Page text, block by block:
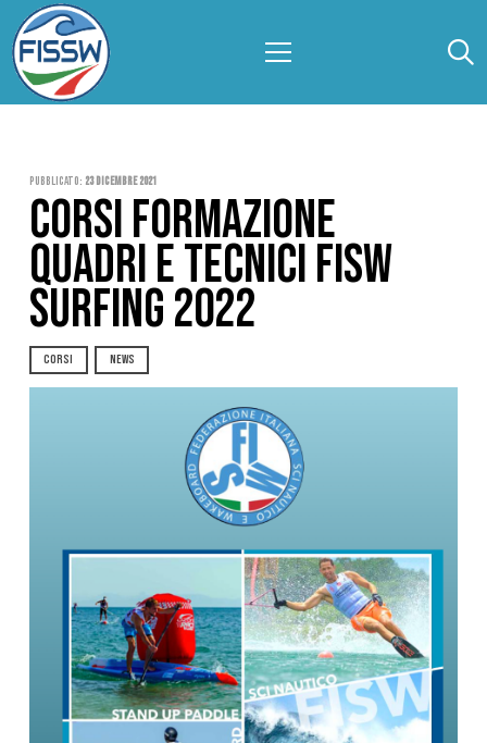
Pubblicato: 23 Dicembre 2021
CORSI FORMAZIONE
QUADRI E TECNICI FISW
SURFING 2022
CORSI NEWS